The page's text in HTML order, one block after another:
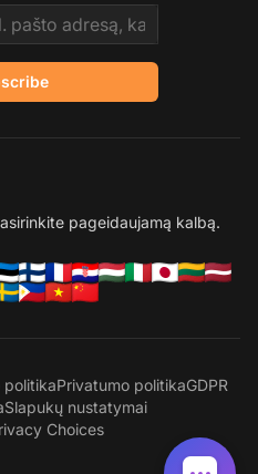
pageidaujamą kalbą.
politikaPrivatumo politikaGDPR
Slapukų nustatymai
Choices